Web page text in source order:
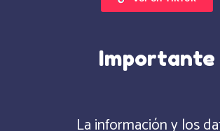
Importante
La información y los